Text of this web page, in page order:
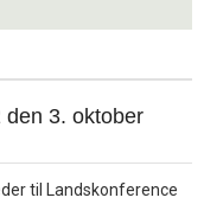
den 3. oktober
til Landskonference